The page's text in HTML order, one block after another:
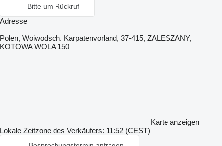
Bitte um Rückruf
Adresse
Polen, Woiwodsch. Karpatenvorland, 37-415, ZALESZANY,
KOTOWA WOLA 150
Karte anzeigen
Lokale Zeitzone des Verkäufers: 11:52 (CEST)